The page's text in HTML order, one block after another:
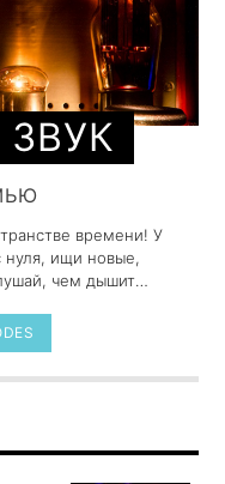
времени! У
нуля, ищи новые,
чем дышит